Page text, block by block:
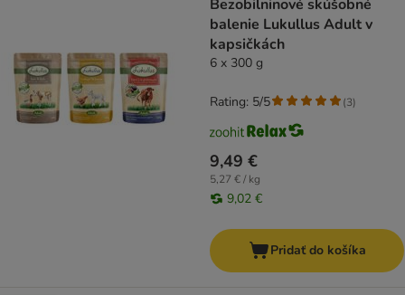
Bezobilninové skúšobné
balenie Lukullus Adult v
kapsičkách
6 x 300 g
9,49 €
5,27 € / kg
9,02 €
Rating: 5/5 (3)
Pridať do košíka